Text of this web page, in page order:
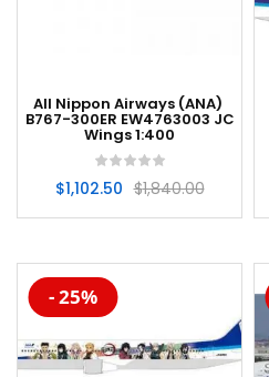
All Nippon Airways (ANA)
B767-300ER EW4763003 JC
Wings 1:400
$1,840.00
$1,102.50
-20%
- 25%